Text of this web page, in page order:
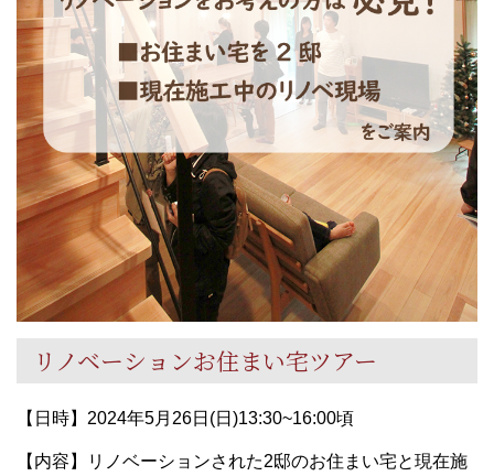
リノベーションお住まい宅ツアー
【日時】2024年5月26日(日)13:30~16:00頃
【内容】リノベーションされた2邸のお住まい宅と現在施